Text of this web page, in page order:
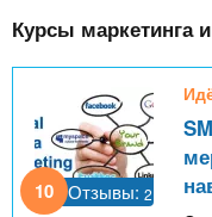
т
и
в
н
а
Курсы маркетинга
10 Отзывы: 2